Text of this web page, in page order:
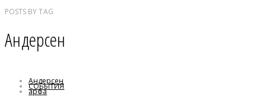
POSTS BYTAG
Андерсен
СОБЫТИЯ
Андерсен
арфа